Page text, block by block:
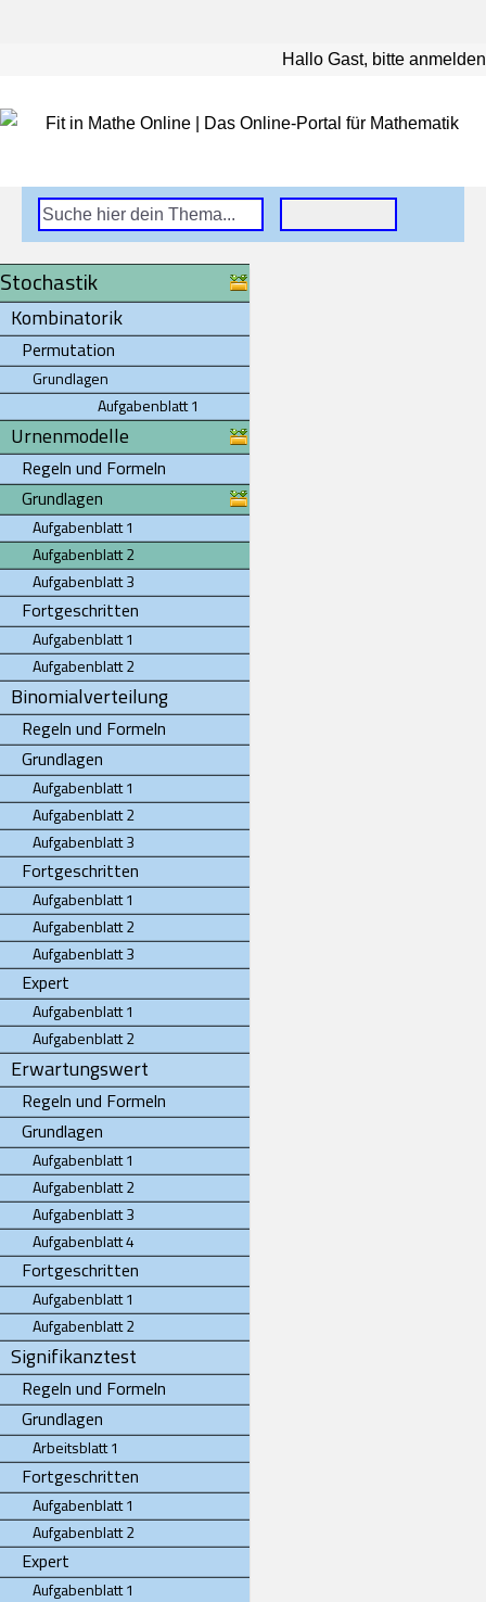
Hallo Gast, bitte anmelden
Stochastik
Kombinatorik
Permutation
Grundlagen
Aufgabenblatt 1
Urnenmodelle
Regeln und Formeln
Grundlagen
Aufgabenblatt 1
Aufgabenblatt 2
Aufgabenblatt 3
Fortgeschritten
Aufgabenblatt 1
Aufgabenblatt 2
Binomialverteilung
Regeln und Formeln
Grundlagen
Aufgabenblatt 1
Aufgabenblatt 2
Aufgabenblatt 3
Fortgeschritten
Aufgabenblatt 1
Aufgabenblatt 2
Aufgabenblatt 3
Expert
Aufgabenblatt 1
Aufgabenblatt 2
Erwartungswert
Regeln und Formeln
Grundlagen
Aufgabenblatt 1
Aufgabenblatt 2
Aufgabenblatt 3
Aufgabenblatt 4
Fortgeschritten
Aufgabenblatt 1
Aufgabenblatt 2
Signifikanztest
Regeln und Formeln
Grundlagen
Arbeitsblatt 1
Fortgeschritten
Aufgabenblatt 1
Aufgabenblatt 2
Expert
Aufgabenblatt 1